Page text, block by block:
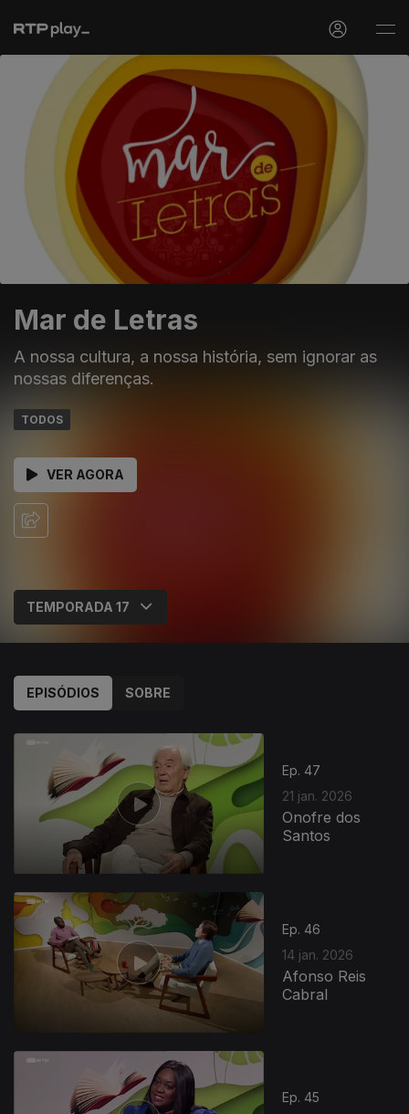
Mar de Letras
A nossa cultura, a nossa história, sem ignorar as
nossas diferenças.
TODOS
VER AGORA
EPISÓDIOS SOBRE
Ep. 47
21 jan. 2026
Onofre dos
Santos
Ep. 46
14 jan. 2026
Afonso Reis
Cabral
Ep. 45